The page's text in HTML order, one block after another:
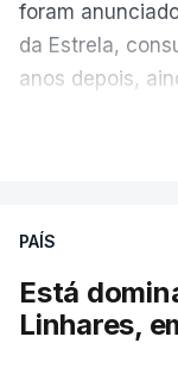
foram
da Estrela,
anos depois,
ESTE
PAÍS
Está
Linhares,